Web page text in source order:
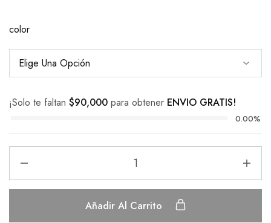
color
¡Solo te faltan $90,000 para obtener ENVIO GRATIS!
0.00%
Añadir Al Carrito